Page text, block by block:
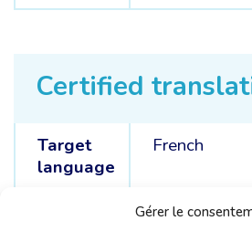
Gérer le
Certified
Target
language
French
English /